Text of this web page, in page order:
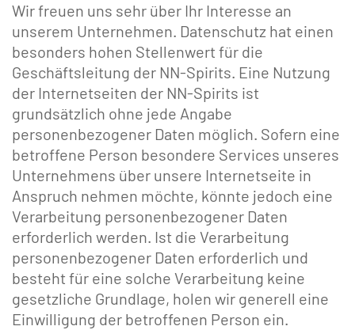
Wir freuen uns sehr über Ihr Interesse an
unserem Unternehmen. Datenschutz hat einen
besonders hohen Stellenwert für die
Geschäftsleitung der NN-Spirits. Eine Nutzung
der Internetseiten der NN-Spirits ist
grundsätzlich ohne jede Angabe
personenbezogener Daten möglich. Sofern eine
betroffene Person besondere Services unseres
Unternehmens über unsere Internetseite in
Anspruch nehmen möchte, könnte jedoch eine
Verarbeitung personenbezogener Daten
erforderlich werden. Ist die Verarbeitung
personenbezogener Daten erforderlich und
besteht für eine solche Verarbeitung keine
gesetzliche Grundlage, holen wir generell eine
Einwilligung der betroffenen Person ein.